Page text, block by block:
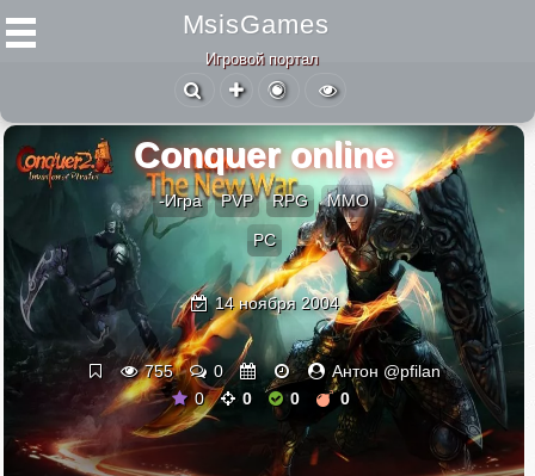
MsisGames
Игровой портал
Conquer online
-Игра PVP RPG ММО
PC
14 ноября 2004
755 0
Антон @pfilan
0
0 0 0